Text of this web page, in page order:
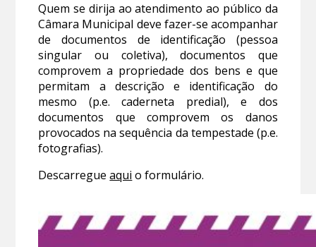
Quem se dirija ao atendimento ao público da
Câmara Municipal deve fazer-se acompanhar
de documentos de identificação (pessoa
singular ou coletiva), documentos que
comprovem a propriedade dos bens e que
permitam a descrição e identificação do
mesmo (p.e. caderneta predial), e dos
documentos que comprovem os danos
provocados na sequência da tempestade (p.e.
fotografias).
Descarregueaqui o formulário.